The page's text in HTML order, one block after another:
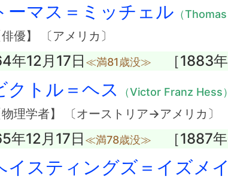
ーマス＝ミッチェル （
俳優】 〔アメリカ〕
年12月17日 ≪満81歳没≫ ［1883年
クトル＝ヘス （Victor Franz Hess）
物理学者】 〔オーストリア→アメリカ〕
年12月17日 ≪満78歳没≫ ［1887年
イスティングズ＝イズメイ